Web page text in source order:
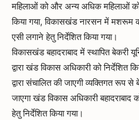
महिलाओं को और अन्य अधिक महिलाओं को
किया गया, विकासखंड नारसन में मशरूम
एसी लगाने हेतु निर्देशित किया गया।
विकासखंड बहादराबाद में स्थापित बेकरी
द्वारा खंड विकास अधिकारी को निर्देशित
द्वारा संचालित की जाएगी व्यक्तिगत रूप
जाएगा खंड विकास अधिकारी
हेतु निर्देशित किया गया।